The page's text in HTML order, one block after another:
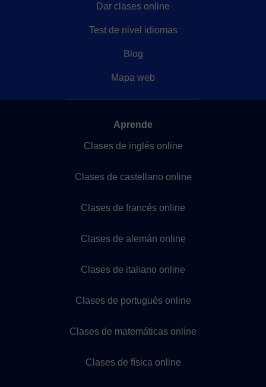
Dar clases online
Test de nivel idiomas
Blog
Mapa web
Aprende
Clases de inglés online
Clases de castellano online
Clases de francés online
Clases de alemán online
Clases de italiano online
Clases de portugués online
Clases de matemáticas online
Clases de física online